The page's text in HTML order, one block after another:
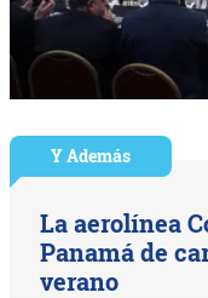
Y Además
La aerolínea
Panamá de
verano